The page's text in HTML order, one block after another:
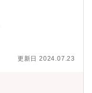
更新日 2024.07.23